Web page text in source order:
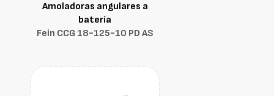
Amoladoras angulares a
batería
Fein CCG 18-125-10 PD AS